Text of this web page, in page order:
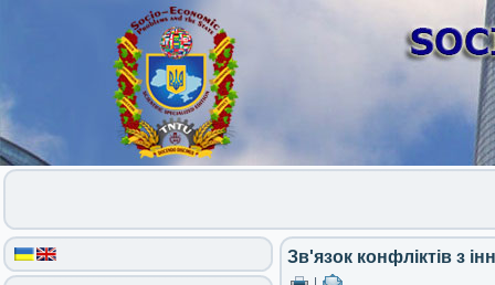
Зв'язок конфліктів з